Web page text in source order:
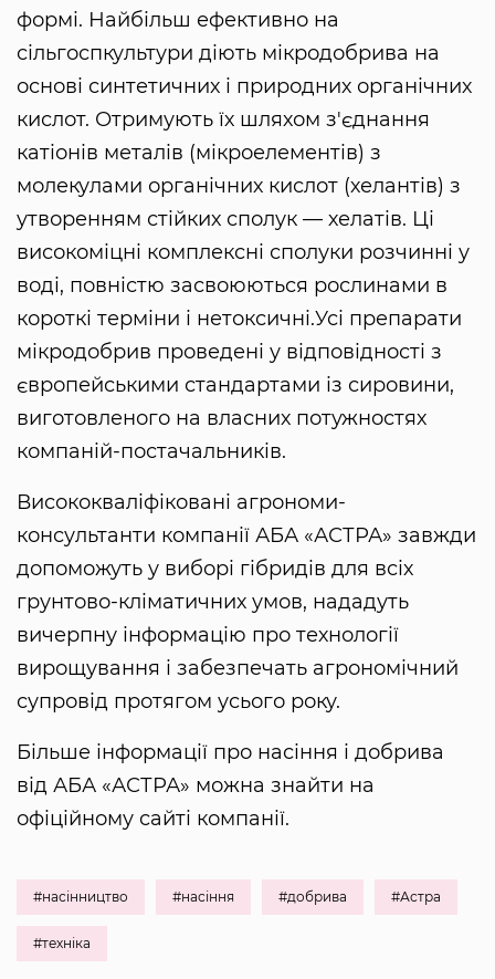
формі. Найбільш ефективно на
сільгоспкультури діють мікродобрива на
основі синтетичних і природних органічних
кислот. Отримують їх шляхом з'єднання
катіонів металів (мікроелементів) з
молекулами органічних кислот (хелантів) з
утворенням стійких сполук — хелатів. Ці
високоміцні комплексні сполуки розчинні у
воді, повністю засвоюються рослинами в
короткі терміни і нетоксичні.Усі препарати
мікродобрив проведені у відповідності з
європейськими стандартами із сировини,
виготовленого на власних потужностях
компаній-постачальників.
Висококваліфіковані агрономи-
консультанти компанії АБА «АСТРА» завжди
допоможуть у виборі гібридів для всіх
грунтово-кліматичних умов, нададуть
вичерпну інформацію про технології
вирощування і забезпечать агрономічний
супровід протягом усього року.
Більше інформації про насіння і добрива
від АБА «АСТРА» можна знайти на
офіційному сайті компанії.
#насінництво #насіння #добрива #Астра
#техніка